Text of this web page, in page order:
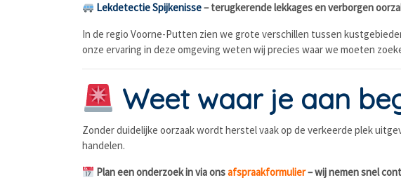
Lekdetectie Spijkenisse– terugkerende lekkages en verborgen
In de regio Voorne-Putten zien we grote verschillen tussen
onze ervaring in deze omgeving weten wij precies waar we moeten
Weet waar je aan
Zonder duidelijke oorzaak wordt herstel vaak op de verkeerde plek
handelen.
Plan een onderzoek in via onsafspraakformulier– wij nemen snel